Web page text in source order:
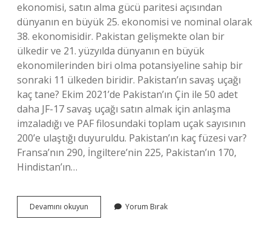
ekonomisi, satın alma gücü paritesi açısından
dünyanın en büyük 25. ekonomisi ve nominal olarak
38. ekonomisidir. Pakistan gelişmekte olan bir
ülkedir ve 21. yüzyılda dünyanın en büyük
ekonomilerinden biri olma potansiyeline sahip bir
sonraki 11 ülkeden biridir. Pakistan’ın savaş uçağı
kaç tane? Ekim 2021’de Pakistan’ın Çin ile 50 adet
daha JF-17 savaş uçağı satın almak için anlaşma
imzaladığı ve PAF filosundaki toplam uçak sayısının
200’e ulaştığı duyuruldu. Pakistan’ın kaç füzesi var?
Fransa’nın 290, İngiltere’nin 225, Pakistan’ın 170,
Hindistan’ın…
Devamını okuyun Pakistan
Güçlü
Yorum Bırak